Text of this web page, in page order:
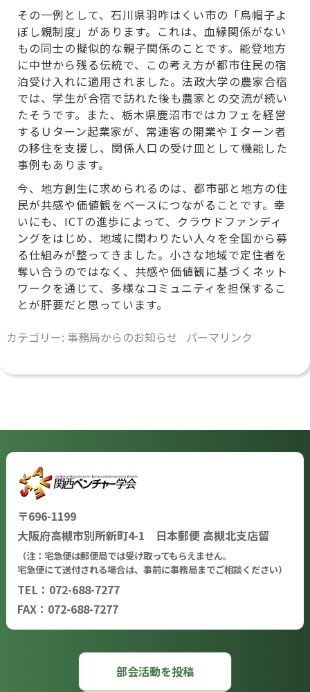
その一例として、石川県羽咋はくい市の「烏帽子よ
ぼし親制度」があります。これは、血縁関係がない
もの同士の擬似的な親子関係のことです。能登地方
に中世から残る伝統で、この考え方が都市住民の宿
泊受け入れに適用されました。法政大学の農家合宿
では、学生が合宿で訪れた後も農家との交流が続い
たそうです。また、栃木県鹿沼市ではカフェを経営
するＵターン起業家が、常連客の開業やＩターン者
の移住を支援し、関係人口の受け皿として機能した
事例もあります。
今、地方創生に求められるのは、都市部と地方の住
民が共感や価値観をベースにつながることです。幸
いにも、ICTの進歩によって、クラウドファンディ
ングをはじめ、地域に関わりたい人々を全国から募
る仕組みが整ってきました。小さな地域で定住者を
奪い合うのではなく、共感や価値観に基づくネット
ワークを通じて、多様なコミュニティを担保するこ
とが肝要だと思っています。
カテゴリー: 事務局からのお知らせ パーマリンク
〒696-1199
大阪府高槻市別所新町4-1 日本郵便 高槻北支店留
（注：宅急便は郵便局では受け取ってもらえません。
宅急便にて送付される場合は、事前に事務局までご相談ください）
TEL：072-688-7277
FAX：072-688-7277
部会活動を投稿